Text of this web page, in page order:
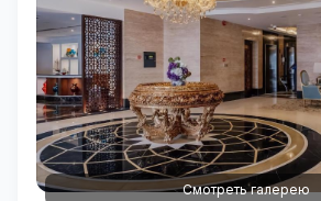
Смотреть галерею